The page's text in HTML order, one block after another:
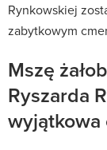
Rynkowskiej
zabytkowym
Mszę
Ryszarda
wyjątkowa